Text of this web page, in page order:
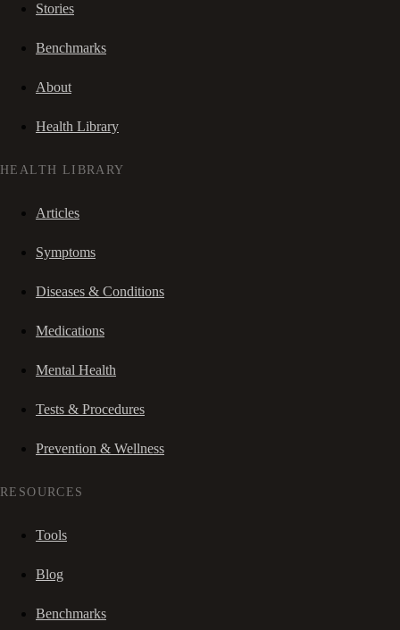
Stories
Benchmarks
About
Health Library
HEALTH LIBRARY
Articles
Symptoms
Diseases & Conditions
Medications
Mental Health
Tests & Procedures
Prevention & Wellness
RESOURCES
Tools
Blog
Benchmarks